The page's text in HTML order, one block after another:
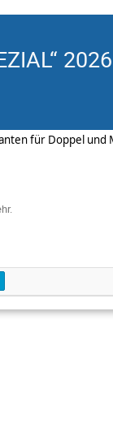
2026
für Doppel und